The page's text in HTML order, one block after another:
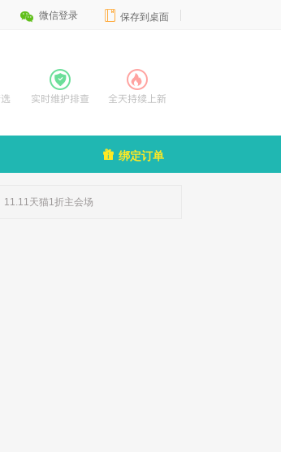
 微信登录  保存到桌面
 绑定订单
11.11天猫1折主会场